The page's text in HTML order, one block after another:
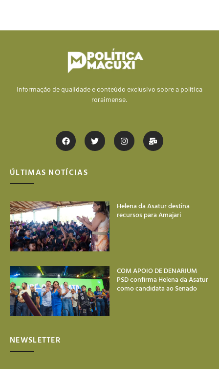
Informação de qualidade e conteúdo exclusivo sobre a política
roraimense.
ÚLTIMAS NOTÍCIAS
Helena da Asatur destina
recursos para Amajari
COM APOIO DE DENARIUM
PSD confirma Helena da Asatur
como candidata ao Senado
NEWSLETTER